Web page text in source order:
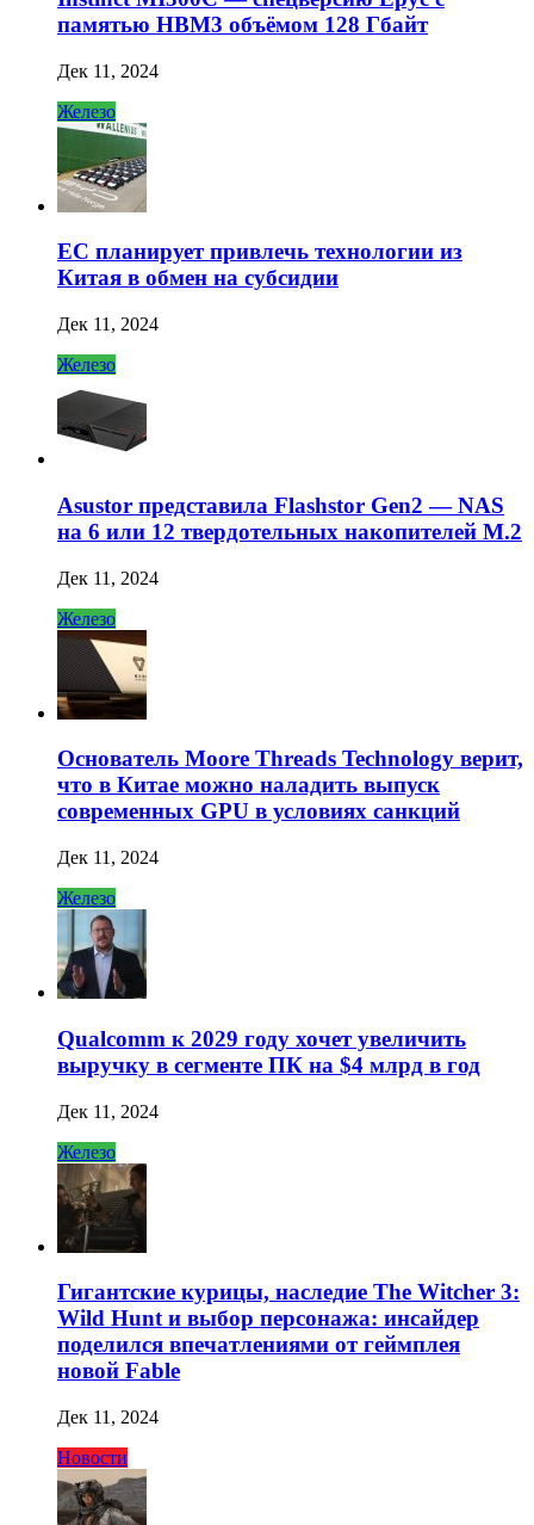
памятью HBM3 объёмом 128 Гбайт
Дек 11, 2024
Железо
ЕС планирует привлечь технологии из
Китая в обмен на субсидии
Дек 11, 2024
Железо
Asustor представила Flashstor Gen2 — NAS
на 6 или 12 твердотельных накопителей M.2
Дек 11, 2024
Железо
Основатель Moore Threads Technology верит,
что в Китае можно наладить выпуск
современных GPU в условиях санкций
Дек 11, 2024
Железо
Qualcomm к 2029 году хочет увеличить
выручку в сегменте ПК на $4 млрд в год
Дек 11, 2024
Железо
Гигантские курицы, наследие The Witcher 3:
Wild Hunt и выбор персонажа: инсайдер
поделился впечатлениями от геймплея
новой Fable
Дек 11, 2024
Новости